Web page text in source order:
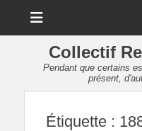
Collectif
Pendant que certains
présent,
Étiquette :